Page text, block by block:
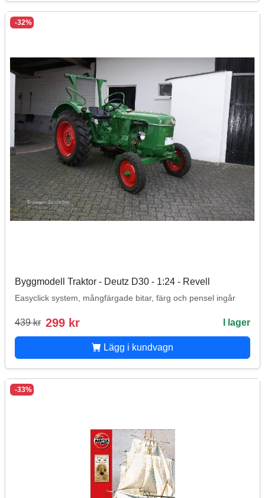
-32%
Byggmodell Traktor - Deutz D30 - 1:24 - Revell
Easyclick system, mångfärgade bitar, färg och pensel ingår
439 kr 299 kr I lager
Lägg i kundvagn
-33%